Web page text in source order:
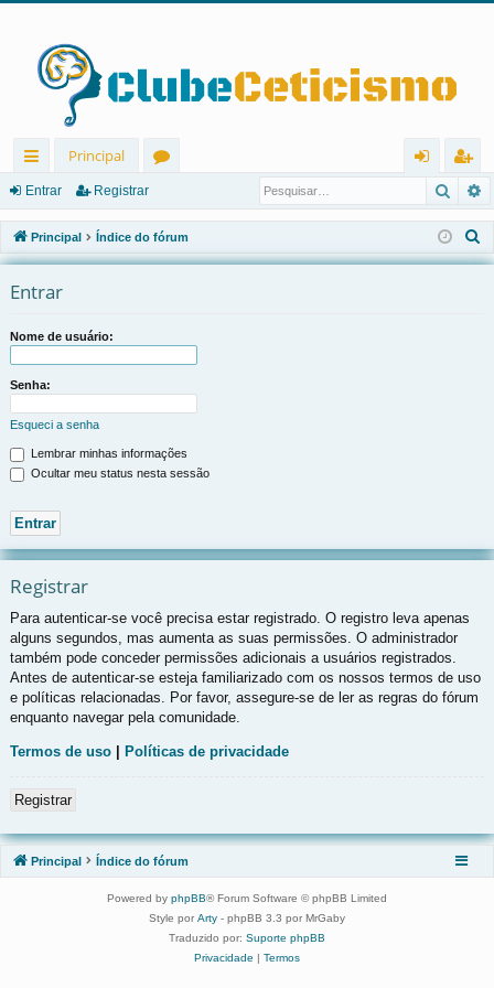
in
ks
rá
pi
os
Principal
u
ns
ra
r
eg
ist
ra
Entrar Registrar
Principal Índice do fórum
e
Entrar
Nome de usuário:
Senha:
Esqueci a senha
Lembrar minhas informações
Ocultar meu status nesta sessão
Registrar
Para autenticar-se você precisa estar registrado. O registro leva apenas
alguns segundos, mas aumenta as suas permissões. O administrador
também pode conceder permissões adicionais a usuários registrados.
Antes de autenticar-se esteja familiarizado com os nossos termos de uso
e políticas relacionadas. Por favor, assegure-se de ler as regras do fórum
enquanto navegar pela comunidade.
Termos de uso Políticas de privacidade
Registrar
Principal Índice do fórum
Powered by phpBB® Forum Software © phpBB Limited
Style por Arty - phpBB 3.3 por MrGaby
Traduzido por: Suporte phpBB
Privacidade | Termos